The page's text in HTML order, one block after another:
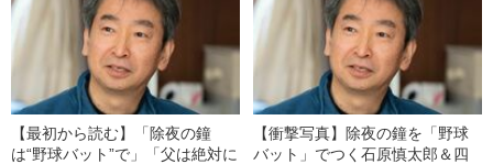
【最初から読む】「除夜の鐘
は“野球バット”で」「父は絶対に
【衝撃写真】除夜の鐘を「野球
バット」でつく石原慎太郎＆四